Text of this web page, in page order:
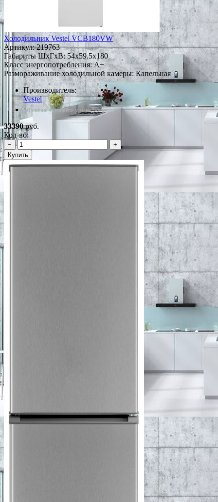
Холодильник Vestel VCB180VW
Артикул:219763
Габариты ШxГxВ: 54x59.5x180
Класс энергопотребления: A+
Размораживание холодильной камеры: Капельная
Производитель:
Vestel
*Наличие уточняйте у менеджера
33390руб.
Кол-во:
−
+
Купить